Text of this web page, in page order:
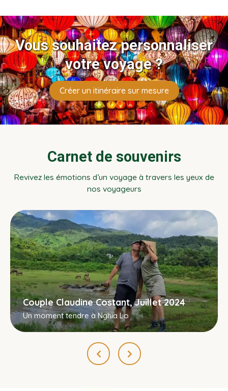
Vous souhaitez personnaliser
votre voyage ?
Créer un itinéraire sur mesure
Carnet de souvenirs
Revivez les émotions d’un voyage à travers les yeux de
nos voyageurs
Couple Claudine Costant, Juillet 2024
Un moment tendre à Nghia Lo